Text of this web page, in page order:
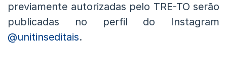
previamente autorizadas pelo TRE-TO serão
publicadas no perfil do Instagram
@unitinseditais.